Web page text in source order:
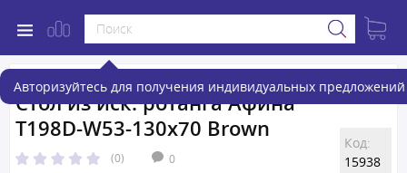
Авторизуйтесь для получения индивидуальных предложений
Стол из иск. ротанга Афина
T198D-W53-130x70 Brown
(0) 0
Код:
15938